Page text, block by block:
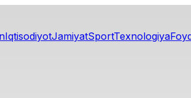
IqtisodiyotJamiyatSportTexnologiya